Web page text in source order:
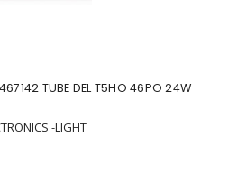
TUBE DEL T5HO 46PO 24W
-LIGHT